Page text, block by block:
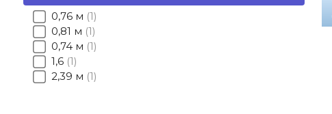
0,76 м 1
0,81 м 1
0,74 м 1
1,6 1
2,39 м 1